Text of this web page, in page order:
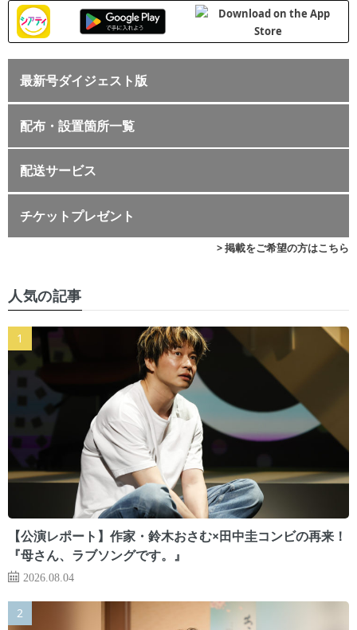
最新号ダイジェスト版
配布・設置箇所一覧
配送サービス
チケットプレゼント
> 掲載をご希望の方はこちら
人気の記事
【公演レポート】作家・鈴木おさむ×田中圭コンビの再来！
『母さん、ラブソングです。』
2026.08.04